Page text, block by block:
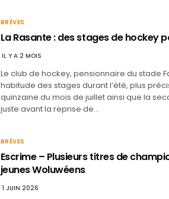
BRÈVES
La Rasante : des stages de hockey
IL Y A 2 MOIS
Le club de hockey, pensionnaire du stade
habitude des stages durant l’été, plus
quinzaine du mois de juillet ainsi que la
juste avant la reprise de…
BRÈVES
Escrime – Plusieurs titres de
jeunes Woluwéens
1 JUIN 2026